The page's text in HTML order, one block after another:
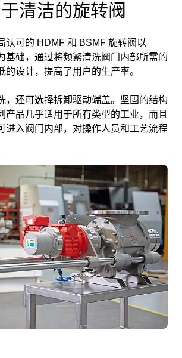
清洁的旋转阀
认可的 HDMF 和 BSMF 旋转阀以
基础，通过将频繁清洗阀门内部所需的
的设计，提高了用户的生产率。
，还可选择拆卸驱动端盖。坚固的结构
产品几乎适用于所有类型的工业，而且
进入阀门内部，对操作人员和工艺流程